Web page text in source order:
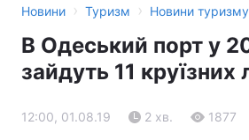
Новини › Туризм › Новини туризму
В Одеський порт у
зайдуть 11 круїзних
12:00, 01.08.19 2 хв. 1877